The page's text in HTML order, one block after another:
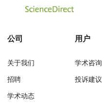
公司
关于我们
招聘
学术动态
用户
学术咨询
投诉建议